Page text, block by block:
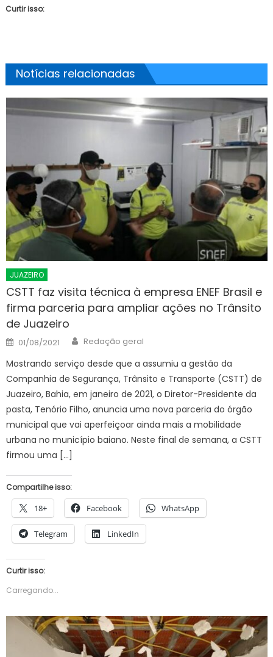
Curtir isso:
Notícias relacionadas
JUAZEIRO
CSTT faz visita técnica à empresa ENEF Brasil e
firma parceria para ampliar ações no Trânsito
de Juazeiro
Posted
on
01/08/2021 Author
Redação geral
Mostrando serviço desde que a assumiu a gestão da
Companhia de Segurança, Trânsito e Transporte (CSTT) de
Juazeiro, Bahia, em janeiro de 2021, o Diretor-Presidente da
pasta, Tenório Filho, anuncia uma nova parceria do órgão
municipal que vai aperfeiçoar ainda mais a mobilidade
urbana no município baiano. Neste final de semana, a CSTT
firmou uma […]
Compartilhe isso:
18+ Facebook WhatsApp
Telegram LinkedIn
Curtir isso:
Carregando...